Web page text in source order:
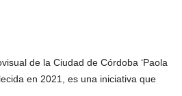
de la Ciudad de Córdoba ‘Paola
en 2021, es una iniciativa que